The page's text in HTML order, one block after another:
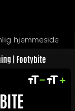
| Footybite